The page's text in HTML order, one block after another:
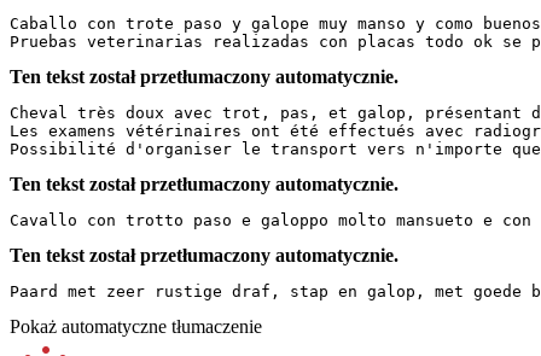
Caballo con trote paso y galope muy manso y como
Pruebas veterinarias realizadas con placas todo ok
Ten tekst został przetłumaczony automatycznie.
Cheval très doux avec trot, pas, et galop, présentant
Les examens vétérinaires ont été effectués avec
Possibilité d'organiser le transport vers n'importe
Ten tekst został przetłumaczony automatycznie.
Cavallo con trotto paso e galoppo molto mansueto e con
Ten tekst został przetłumaczony automatycznie.
Paard met zeer rustige draf, stap en galop, met goede
Pokaż automatyczne tłumaczenie